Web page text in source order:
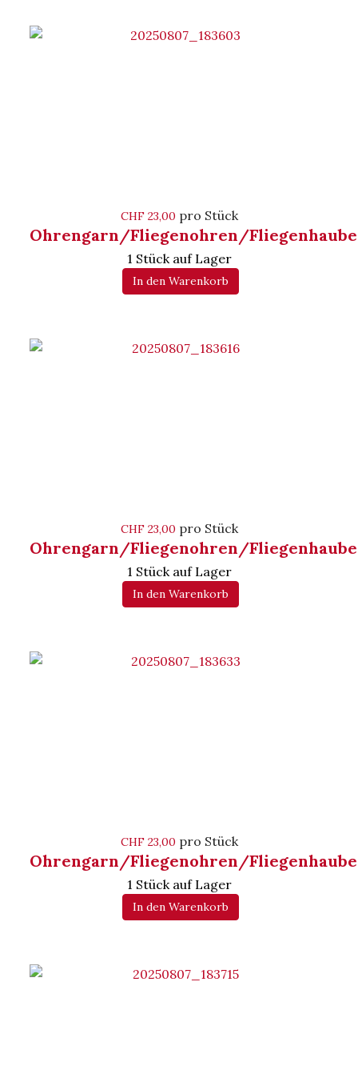
CHF 23,00 pro Stück
Ohrengarn/Fliegenohren/Fliegenhaube
1 Stück auf Lager
In den Warenkorb
CHF 23,00 pro Stück
Ohrengarn/Fliegenohren/Fliegenhaube
1 Stück auf Lager
In den Warenkorb
CHF 23,00 pro Stück
Ohrengarn/Fliegenohren/Fliegenhaube
1 Stück auf Lager
In den Warenkorb